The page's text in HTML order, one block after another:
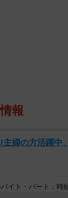
報
婦の方活躍中
バイト・パート：時